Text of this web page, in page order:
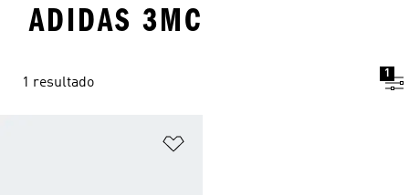
ADIDAS 3MC
1 resultado
1